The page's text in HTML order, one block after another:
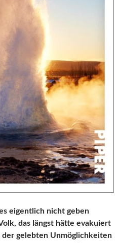
eigentlich nicht geben
das längst hätte evakuiert
gelebten Unmöglichkeiten